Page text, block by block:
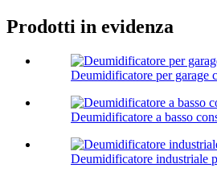
Prodotti in evidenza
Deumidificatore per garage
Deumidificatore a basso
Deumidificatore industriale